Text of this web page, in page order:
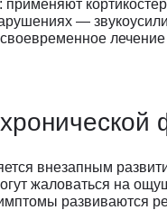
применяют
—
внезапным
жаловаться на
развиваются